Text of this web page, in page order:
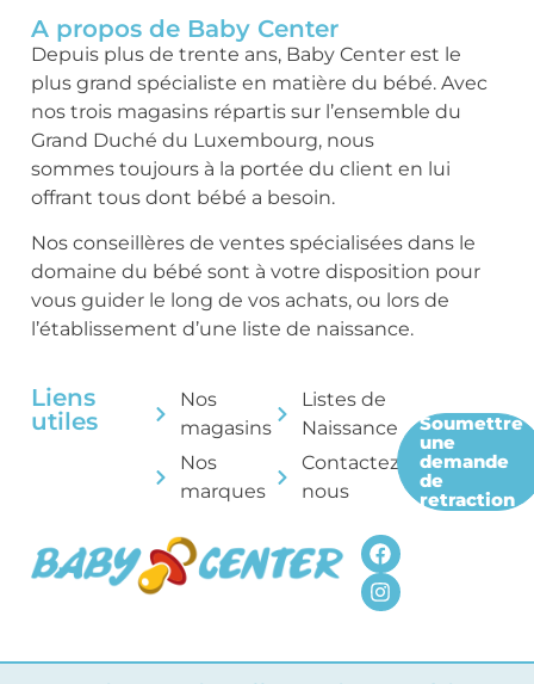
A propos de Baby Center
Depuis plus de trente ans, Baby Center est le
plus grand spécialiste en matière du bébé. Avec
nos trois magasins répartis sur l’ensemble du
Grand Duché du Luxembourg, nous
sommes toujours à la portée du client en lui
offrant tous dont bébé a besoin.
Nos conseillères de ventes spécialisées dans le
domaine du bébé sont à votre disposition pour
vous guider le long de vos achats, ou lors de
l’établissement d’une liste de naissance.
Liens
utiles
Nos
magasins
Nos
marques
Listes de
Naissance
Contactez-
nous
Soumettre
une
demande
de
retraction